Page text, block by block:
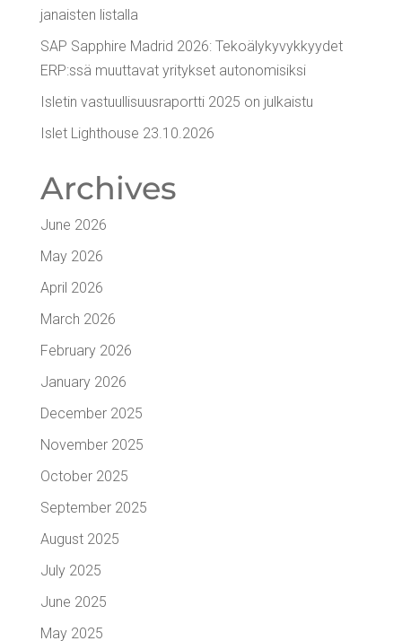
ja­nais­ten listalla
SAP Sapp­hi­re Madrid 2026: Teko­ä­ly­ky­vyk­kyy­det
ERP:ssä muut­ta­vat yri­tyk­set autonomisiksi
Isle­tin vas­tuul­li­suus­ra­port­ti 2025 on julkaistu
Islet Light­house 23.10.2026
Arc­hi­ves
June 2026
May 2026
April 2026
March 2026
February 2026
January 2026
December 2025
November 2025
October 2025
September 2025
August 2025
July 2025
June 2025
May 2025